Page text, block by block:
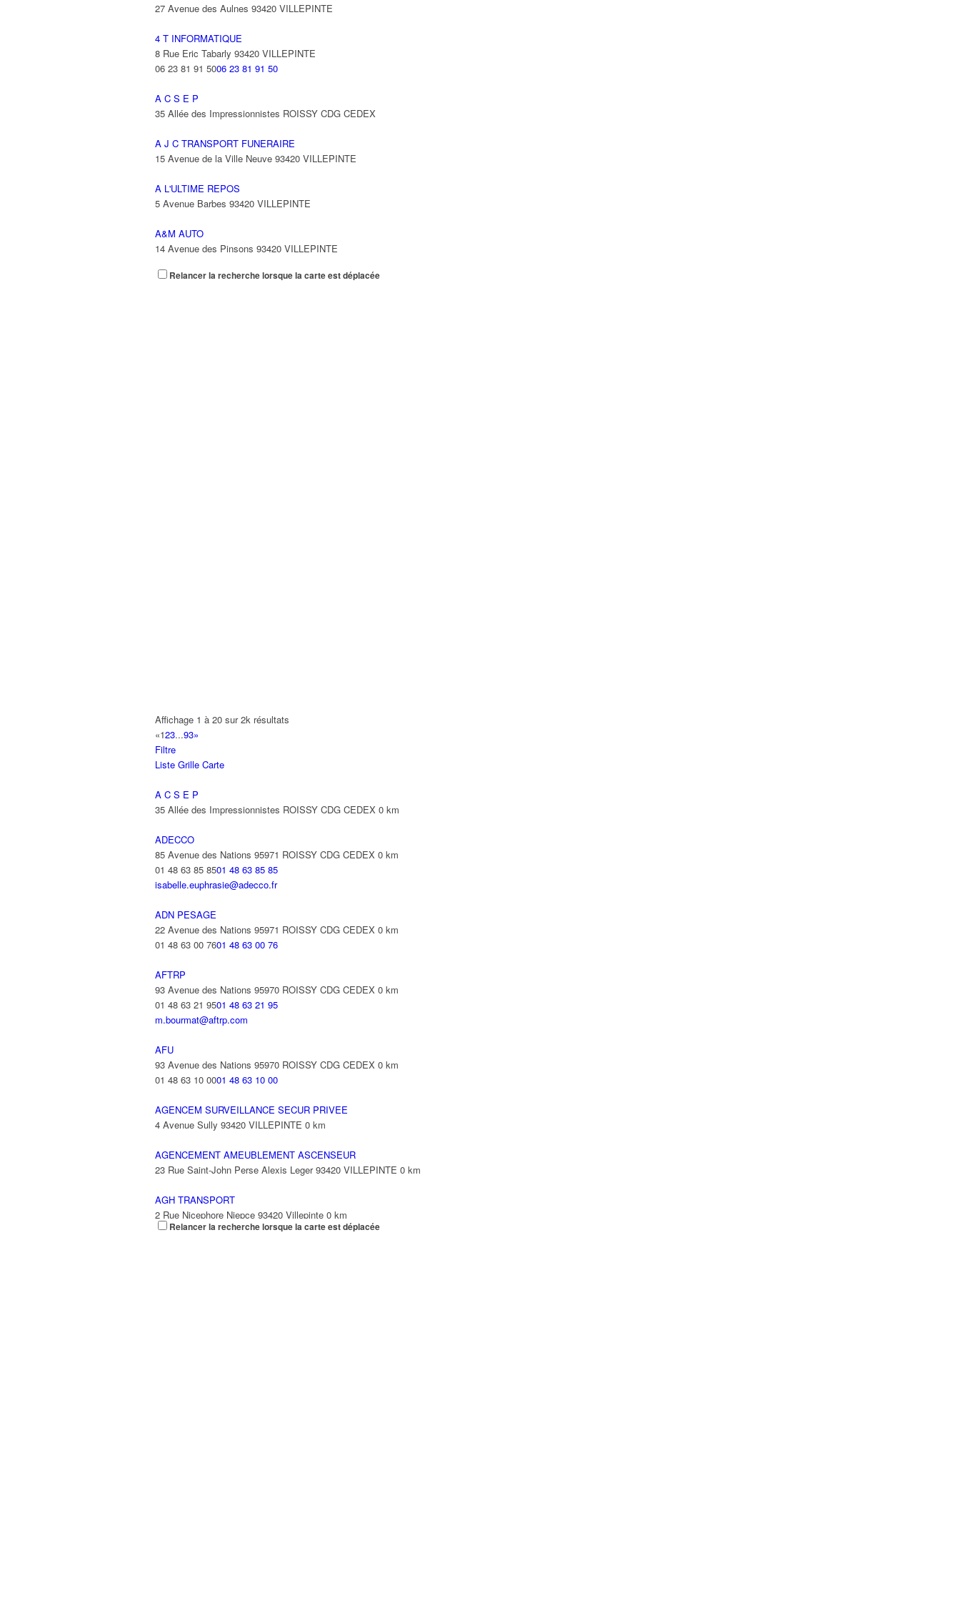
27 Avenue des Aulnes 93420 VILLEPINTE
4 T INFORMATIQUE
8 Rue Eric Tabarly 93420 VILLEPINTE
06 23 81 91 5006 23 81 91 50
A C S E P
35 Allée des Impressionnistes ROISSY CDG CEDEX
A J C TRANSPORT FUNERAIRE
15 Avenue de la Ville Neuve 93420 VILLEPINTE
A L'ULTIME REPOS
5 Avenue Barbes 93420 VILLEPINTE
A&M AUTO
14 Avenue des Pinsons 93420 VILLEPINTE
A&N EXPORTS LTD
ABBAOUI TOUFIK
10 Allée Georges Gershwin 93420 VILLEPINTE
ABBES SARAH
Relancer la recherche lorsque la carte est déplacée
Affichage 1 à 20 sur 2k résultats
«123...93»
Filtre
Liste Grille Carte
A C S E P
35 Allée des Impressionnistes ROISSY CDG CEDEX 0 km
ADECCO
85 Avenue des Nations 95971 ROISSY CDG CEDEX 0 km
01 48 63 85 8501 48 63 85 85
isabelle.euphrasie@adecco.fr
ADN PESAGE
22 Avenue des Nations 95971 ROISSY CDG CEDEX 0 km
01 48 63 00 7601 48 63 00 76
AFTRP
93 Avenue des Nations 95970 ROISSY CDG CEDEX 0 km
01 48 63 21 9501 48 63 21 95
m.bourmat@aftrp.com
AFU
93 Avenue des Nations 95970 ROISSY CDG CEDEX 0 km
01 48 63 10 0001 48 63 10 00
AGENCEM SURVEILLANCE SECUR PRIVEE
4 Avenue Sully 93420 VILLEPINTE 0 km
AGENCEMENT AMEUBLEMENT ASCENSEUR
23 Rue Saint-John Perse Alexis Leger 93420 VILLEPINTE 0 km
AGH TRANSPORT
2 Rue Nicephore Niepce 93420 Villepinte 0 km
Relancer la recherche lorsque la carte est déplacée